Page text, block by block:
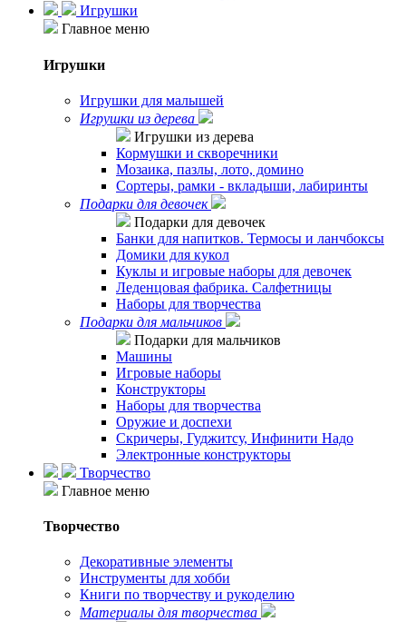
Игрушки
Главное меню
Игрушки
Игрушки для малышей
Игрушки из дерева
Игрушки из дерева
Кормушки и скворечники
Мозаика, пазлы, лото, домино
Сортеры, рамки - вкладыши, лабиринты
Подарки для девочек
Подарки для девочек
Банки для напитков. Термосы и ланчбоксы
Домики для кукол
Куклы и игровые наборы для девочек
Леденцовая фабрика. Салфетницы
Наборы для творчества
Подарки для мальчиков
Подарки для мальчиков
Машины
Игровые наборы
Конструкторы
Наборы для творчества
Оружие и доспехи
Скричеры, Гуджитсу, Инфинити Надо
Электронные конструкторы
Творчество
Главное меню
Творчество
Декоративные элементы
Инструменты для хобби
Книги по творчеству и рукоделию
Материалы для творчества